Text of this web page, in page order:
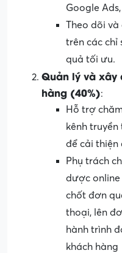
Google
Theo dõi và
trên các chỉ
quả tối ưu.
Quản lý và xây
hàng (40%):
Hỗ trợ
kênh
để cải thiện
Phụ trách
dược
chốt đơn
thoại, lên
hành trình
khách hàng